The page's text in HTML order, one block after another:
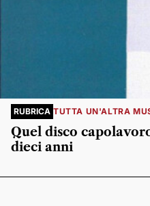
RUBRICA TUTTA UN'ALTRA
Quel disco
dieci anni